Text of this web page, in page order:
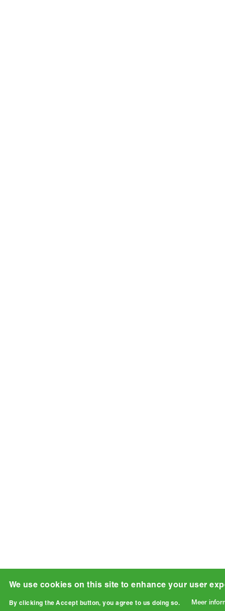
We use cookies on this site to enhance your user
By clicking the Accept button, you agree to us doing so. Meer